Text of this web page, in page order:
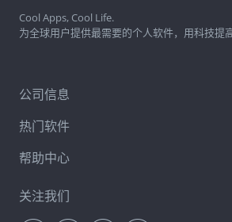
Cool Apps, Cool Life.
为全球用户提供最需要的个人软件，用科技提
公司信息
热门软件
帮助中心
关注我们